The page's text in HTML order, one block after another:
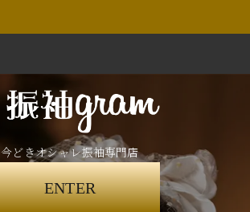
今どきオシャレ振袖専門店
ENTER